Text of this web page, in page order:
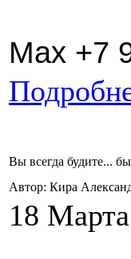
Max +7
Вы всегда будите...
Автор: Кира
18